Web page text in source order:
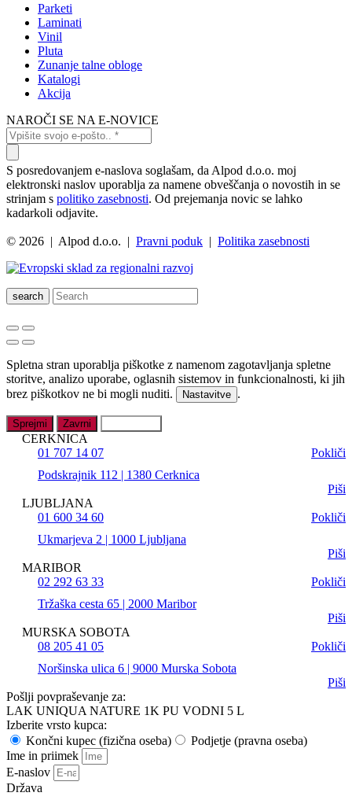
Parketi
Laminati
Vinil
Pluta
Zunanje talne obloge
Katalogi
Akcija
NAROČI SE NA E-NOVICE
S posredovanjem e-naslova soglašam, da Alpod d.o.o. moj
elektronski naslov uporablja za namene obveščanja o novostih in se
strinjam s politiko zasebnosti. Od prejemanja novic se lahko
kadarkoli odjavite.
© 2026 | Alpod d.o.o. | Pravni poduk | Politika zasebnosti
search
Spletna stran uporablja piškotke z namenom zagotavljanja spletne
storitve, analizo uporabe, oglasnih sistemov in funkcionalnosti, ki jih
brez piškotkov ne bi mogli nuditi.
Nastavitve .
Sprejmi Zavrni
CERKNICA
01 707 14 07
Pokliči
Podskrajnik 112 | 1380 Cerknica
Piši
LJUBLJANA
01 600 34 60
Pokliči
Ukmarjeva 2 | 1000 Ljubljana
Piši
MARIBOR
02 292 63 33
Pokliči
Tržaška cesta 65 | 2000 Maribor
Piši
MURSKA SOBOTA
08 205 41 05
Pokliči
Noršinska ulica 6 | 9000 Murska Sobota
Piši
Pošlji povpraševanje za:
LAK UNIQUA NATURE 1K PU VODNI 5 L
Izberite vrsto kupca:
Končni kupec (fizična oseba)
Podjetje (pravna oseba)
Ime in priimek
E-naslov
Država